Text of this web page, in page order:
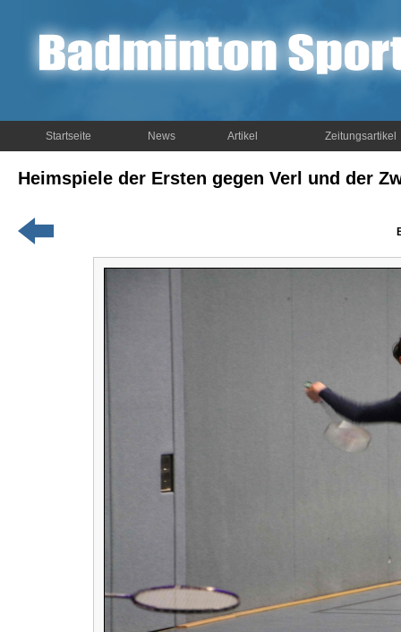
Startseite News Artikel Zeitungsartikel
Heimspiele der Ersten gegen Verl und der